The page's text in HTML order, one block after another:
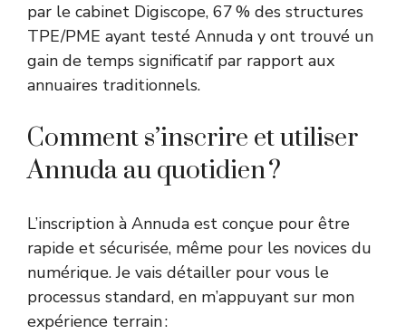
par le cabinet Digiscope, 67 % des structures
TPE/PME ayant testé Annuda y ont trouvé un
gain de temps significatif par rapport aux
annuaires traditionnels.
Comment s’inscrire et utiliser
Annuda au quotidien ?
L’inscription à Annuda est conçue pour être
rapide et sécurisée, même pour les novices du
numérique. Je vais détailler pour vous le
processus standard, en m’appuyant sur mon
expérience terrain :